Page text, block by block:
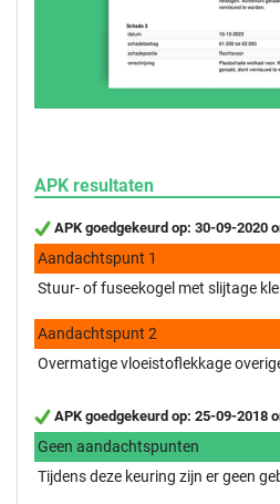
APK resultaten
APK goedgekeurd op: 30-09-2020
Aandachtspunt 1
Stuur- of fuseekogel met slijtage
Aandachtspunt 2
Overmatige vloeistoflekkage
APK goedgekeurd op: 25-09-2018
Geen aandachtspunten
Tijdens deze keuring zijn er geen